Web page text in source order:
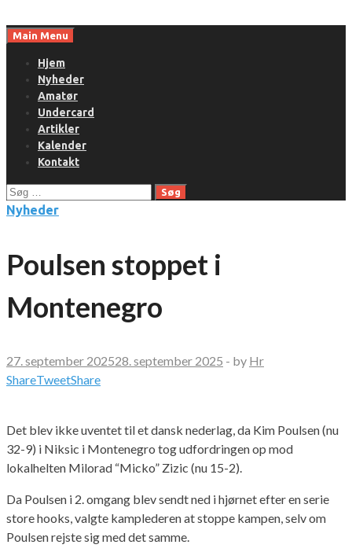
toMain Menu
Hjem
Nyheder
Amatør
Undercard
Artikler
Kalender
Kontakt
Søg
efter:
Nyheder
Poulsen stoppet i
Montenegro
27. september 202528. september 2025 - by Hr
ShareTweetShare
Det blev ikke uventet til et dansk nederlag, da Kim Poulsen (nu
32-9) i Niksic i Montenegro tog udfordringen op mod
lokalhelten Milorad “Micko” Zizic (nu 15-2).
Da Poulsen i 2. omgang blev sendt ned i hjørnet efter en serie
store hooks, valgte kamplederen at stoppe kampen, selv om
Poulsen rejste sig med det samme.